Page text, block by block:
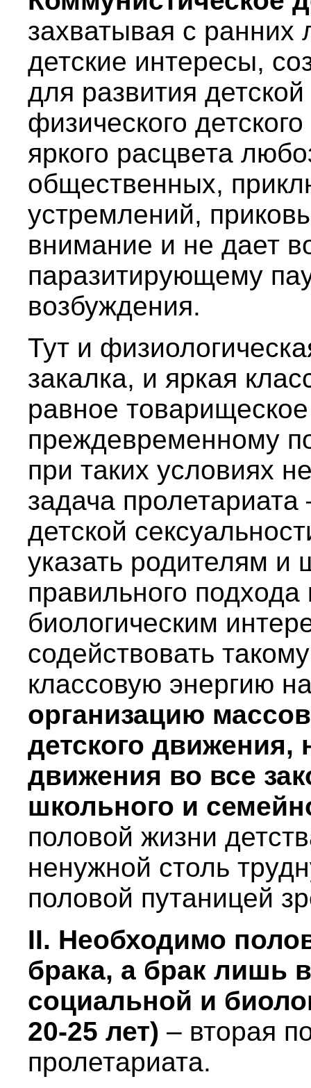
захватывая с ранних
детские интересы,
для развития
физического
яркого расцвета
общественных,
устремлений,
внимание и не дает
паразитирующему
возбуждения.
Тут и
закалка, и яркая
равное
преждевременному
при таких условиях
задача
детской
указать родителям и
правильного
биологическим
содействовать
классовую энергию
организацию
детского движения,
движения во все
школьного и
половой жизни
ненужной столь
половой путаницей
II. Необходимо
брака, а брак лишь
социальной и
20-25 лет) – вторая
пролетариата.